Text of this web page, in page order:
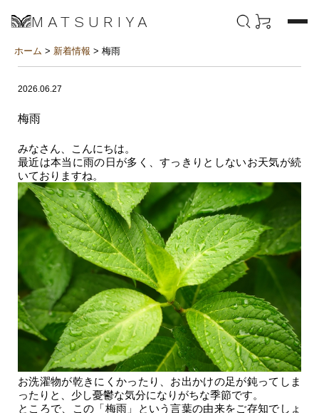
MATSURIYA
ホーム > 新着情報 > 梅雨
2026.06.27
梅雨
みなさん、こんにちは。
最近は本当に雨の日が多く、すっきりとしないお天気が続
いておりますね。
お洗濯物が乾きにくかったり、お出かけの足が鈍ってしま
ったりと、少し憂鬱な気分になりがちな季節です。
ところで、この「梅雨」という言葉の由来をご存知でしょ